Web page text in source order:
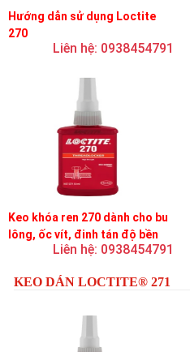
Hướng dẫn sử dụng Loctite
270
Liên hệ: 0938454791
Keo khóa ren 270 dành cho bu
lông, ốc vít, đinh tán độ bền
cao, khóa vĩnh viễn
Liên hệ: 0938454791
KEO DÁN LOCTITE® 271